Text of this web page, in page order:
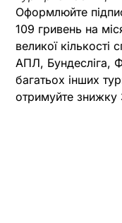
Оформлюйте
109 гривень на
великої кількості
АПЛ, Бундесліга,
багатьох інших
отримуйте знижку